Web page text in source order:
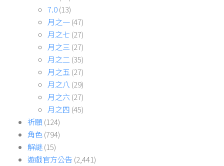
7.0(13)
月之一(47)
月之七 (27)
月之三 (27)
月之二 (35)
月之五 (27)
月之八 (29)
月之六 (27)
月之四 (45)
祈願(124)
角色(794)
解謎(15)
遊戲官方公告 (2,441)